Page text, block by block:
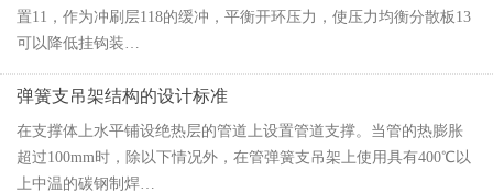
置11，作为冲刷层118的缓冲，平衡开环压力，使压力均衡分散板13
可以降低挂钩装…
弹簧支吊架结构的设计标准
在支撑体上水平铺设绝热层的管道上设置管道支撑。当管的热膨胀
超过100mm时，除以下情况外，在管弹簧支吊架上使用具有400℃以
上中温的碳钢制焊…